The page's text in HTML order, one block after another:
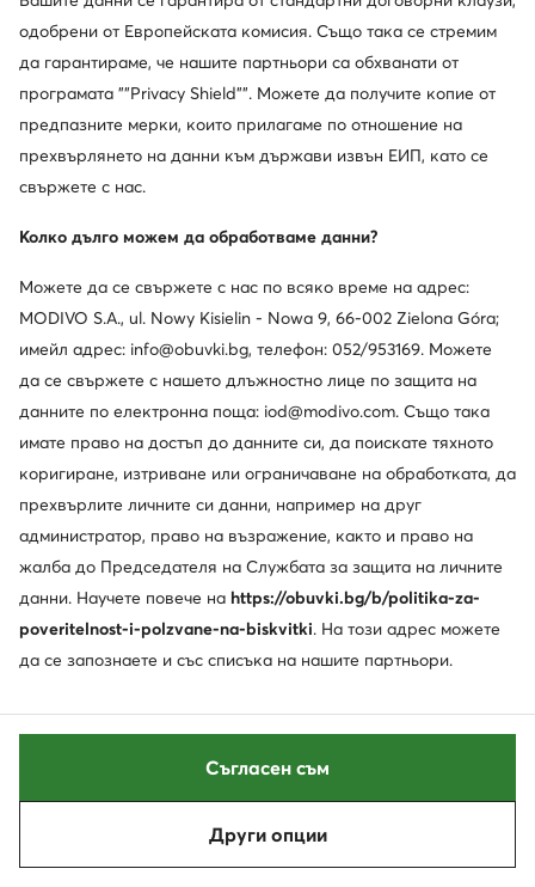
още 10% Код: SUMMER
Промоция
Mizuno
Сникърси · Черен
Актуална цена
82,99€
Най-ниска цена
87,99 €
още 15% Код: SUMMER
Промоция
Mizuno
Актуална цена
135,99€
Най-ниска цена
одобрени от Европейската комисия. Също така се стремим
да гарантираме, че нашите партньори са обхванати от
програмата ""Privacy Shield"". Можете да получите копие от
предпазните мерки, които прилагаме по отношение на
прехвърлянето на данни към държави извън ЕИП, като се
свържете с нас.
Колко дълго можем да обработваме данни?
Можете да се свържете с нас по всяко време на адрес:
MODIVO S.A., ul. Nowy Kisielin - Nowa 9, 66-002 Zielona Góra;
имейл адрес: info@obuvki.bg, телефон: 052/953169. Можете
да се свържете с нашето длъжностно лице по защита на
данните по електронна поща: iod@modivo.com. Също така
имате право на достъп до данните си, да поискате тяхното
коригиране, изтриване или ограничаване на обработката, да
прехвърлите личните си данни, например на друг
администратор, право на възражение, както и право на
жалба до Председателя на Службата за защита на личните
данни. Научете повече на https://obuvki.bg/b/politika-za-
poveritelnost-i-polzvane-na-biskvitki. На този адрес можете
да се запознаете и със списъка на нашите партньори.
Други опции
Съгласен съм